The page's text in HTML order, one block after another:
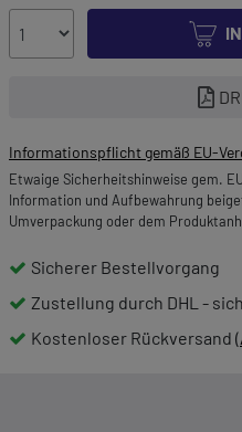
Informationspflicht gemäß EU-
Etwaige Sicherheitshinweise gem.
Information und Aufbewahrung
Umverpackung oder dem
Sicherer Bestellvorgang
Zustellung durch DHL -
Kostenloser Rückversand (